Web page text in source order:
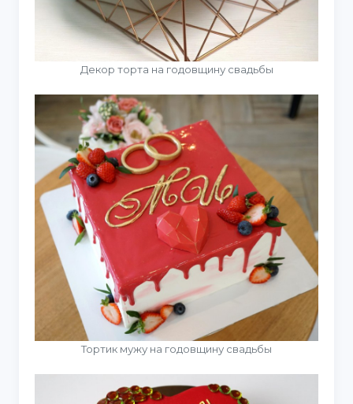
Декор торта на годовщину свадьбы
Тортик мужу на годовщину свадьбы